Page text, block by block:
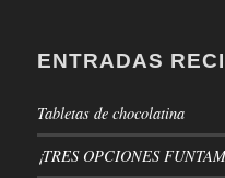
ENTRADAS
Tabletas de chocolatina
¡TRES OPCIONES